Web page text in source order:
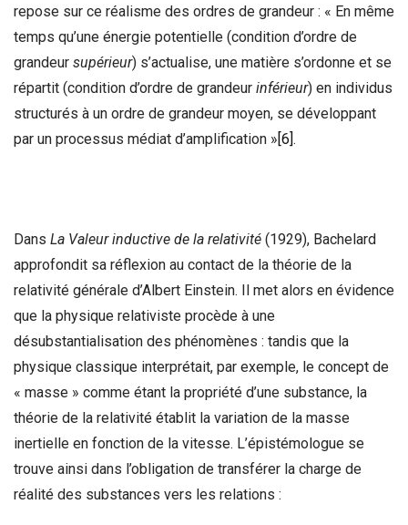
repose sur ce réalisme des ordres de grandeur : « En même
temps qu’une énergie potentielle (condition d’ordre de
grandeur supérieur) s’actualise, une matière s’ordonne et se
répartit (condition d’ordre de grandeur inférieur) en individus
structurés à un ordre de grandeur moyen, se développant
par un processus médiat d’amplification »[6].
Dans La Valeur inductive de la relativité (1929), Bachelard
approfondit sa réflexion au contact de la théorie de la
relativité générale d’Albert Einstein. Il met alors en évidence
que la physique relativiste procède à une
désubstantialisation des phénomènes : tandis que la
physique classique interprétait, par exemple, le concept de
« masse » comme étant la propriété d’une substance, la
théorie de la relativité établit la variation de la masse
inertielle en fonction de la vitesse. L’épistémologue se
trouve ainsi dans l’obligation de transférer la charge de
réalité des substances vers les relations :